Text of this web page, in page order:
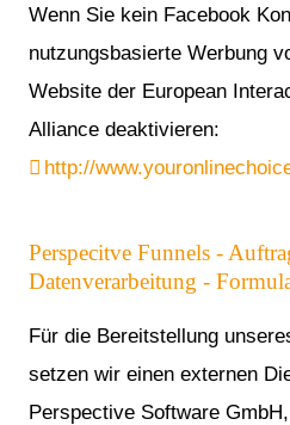
Wenn Sie kein Facebook
nutzungsbasierte Werbung
Website der European
Alliance deaktivieren:
http://
Perspecitve Funnels -
Datenverarbeitung -
Für die Bereitstellung
setzen wir einen externen
Perspective Software